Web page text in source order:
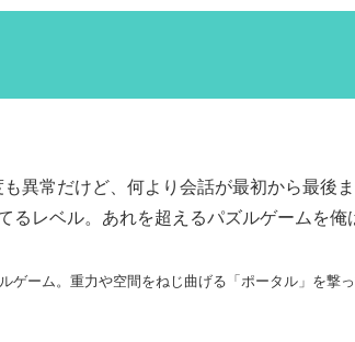
も異常だけど、何より会話が最初から最後
るレベル。あれを超えるパズルゲームを俺
ゲーム。重力や空間をねじ曲げる「ポータル」を撃